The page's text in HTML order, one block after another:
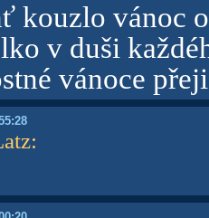
kouzlo vánoc
v duši
vánoce
: